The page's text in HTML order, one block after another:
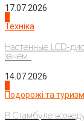
17.07.2026
Техніка
Настенные LCD-
зачем...
14.07.2026
Подорожі та туризм
В Стамбуле